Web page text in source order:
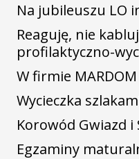
Na jubileuszu LO
Reaguję, nie
profilaktyczno-
W firmie
Wycieczka
Korowód Gwiazd
Egzaminy